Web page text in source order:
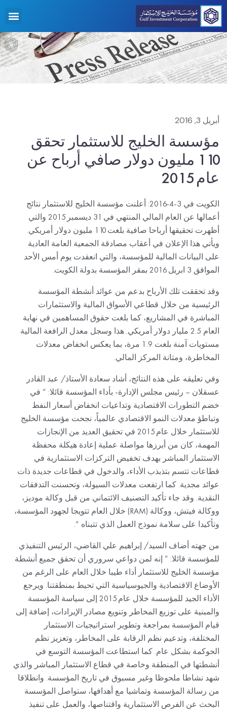
أبريل 3, 2016
مؤسسة الخليج للاستثمار تحقق
110 مليون دولار صافي أرباح عن
عام 2015
الكويت في 3-4-2016: أعلنت مؤسسة الخليج للاستثمار نتائج
أعمالها عن العام المالي المنتهي في 31 ديسمبر 2015 والتي
أظهرت تحقيقها أرباحا صافية بلغت 110 مليون دولار أمريكي.
ويأتي هذا الإعلان في أعقاب مصادقة الجمعية العامة العادية
على البيانات المالية للمؤسسة، والتي انعقدت يوم أمس الأحد
الموافق 3 ابريل 2016 بمقر المؤسسة بدولة الكويت.
وقد تحققت تلك الأرباح بدعم من عوائد أنشطة المؤسسة
الرئيسية من خلال قطاعي الأسواق المالية والاستثمارات
المباشرة في المشاريع، كما بلغت حقوق المساهمين في نهاية
العام 2.5 مليار دولار أمريكي. هذا وسجل معدل الرافعة المالية
مستويات آمنة بلغت 1.9 مرة، بما يعكس انخفاض معدلات
المخاطرة، ومتانة المركز المالي.
وفي تعليقه على هذه النتائج، أشاد سعادة الأستاذ/ عبد القادر
عسقلان – رئيس مجلس الإدارة- بأداء المؤسسة قائلا: ” في
خضم التطورات الاقتصادية وتداعيات انخفاض أسعار النفط
وتباطؤ معدلات النمو الاقتصادي عالمياً، نجحت مؤسسة الخليج
للاستثمار خلال عام 2015 في تحقيق العديد من الإنجازات
المهمة، كان من أبرزها مواصلة عملية إعادة هيكلة محفظة
الاستثمار المباشر بهدف تخفيض التركزات الاستثمارية في
قطاعات تتسم بتذبذب الأداء، والدخول في قطاعات جديدة ذات
عوائد مجدية. كما ارتفعت معدلات السيولة، وتحسنت التدفقات
النقدية. وقد جاء تأكيد التصنيف الائتماني من قبل وكالة موديز،
ووكالة فيتش، ووكالة (RAM) خلال العام تتويجا لجهود المؤسسة،
وتأكيدا على سلامة نموذج العمل الذي تتبناه “.
من جهته أضاف السيد/ إبراهيم علي القاضي، الرئيس التنفيذي
للمؤسسة قائلا: ” إنه لمن دواعي سروري أن تحقق جميع أنشطة
مؤسسة الخليج للاستثمار أداء طيبا خلال العام على الرغم من
الأوضاع الاقتصادية والجيوسياسية التي تحيط بمنطقتنا. ويرجع
الأداء الجيد للمؤسسة خلال عام 2015 إلى سياسة المؤسسة
والمبنية على توزيع المخاطر وتنويع مصادر الإيرادات، إضافة إلى
قيام المؤسسة بمراجعة وتطوير استراتيجيات الاستثمار
المختلفة، وتدعيم نظم الرقابة على المخاطر، وتعزيز نظم
الحوكمة بشكل عام. كما استطاعت المؤسسة التوسع في
أنشطتها في المنطقة وخاصة في قطاع الاستثمار المباشر والذي
شهد نشاطا ملحوظا وغير مسبوق في تاريخ المؤسسة. وانطلاقا
من رسالة المؤسسة وتماشيا مع أهدافها، ستواصل المؤسسة
البحث عن الفرص الاستثمارية واقتناصها، والعمل على تنفيذ